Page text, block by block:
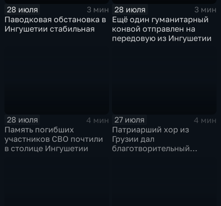
28 июля
3 мин
Паводковая обстановка в
Ингушетии стабильная
28 июля
3 мин
Ещё один гуманитарный
конвой отправлен на
передовую из Ингушетии
28 июля
4 мин
Память погибших
участников СВО почтили
в столице Ингушетии
27 июля
4 мин
Патриарший хор из
Грузии дал
благотворительный